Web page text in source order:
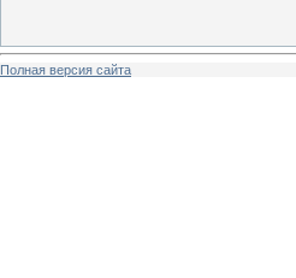
Полная версия сайта